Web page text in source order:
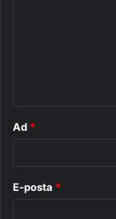
Ad *
E-posta *